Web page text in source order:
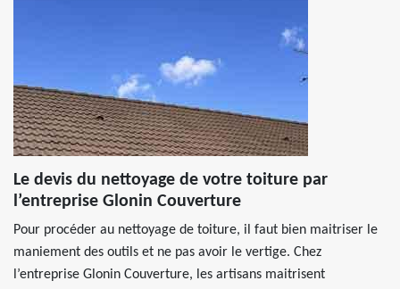
Le devis du nettoyage de votre toiture par
l’entreprise Glonin Couverture
Pour procéder au nettoyage de toiture, il faut bien maitriser le
maniement des outils et ne pas avoir le vertige. Chez
l’entreprise Glonin Couverture, les artisans maitrisent